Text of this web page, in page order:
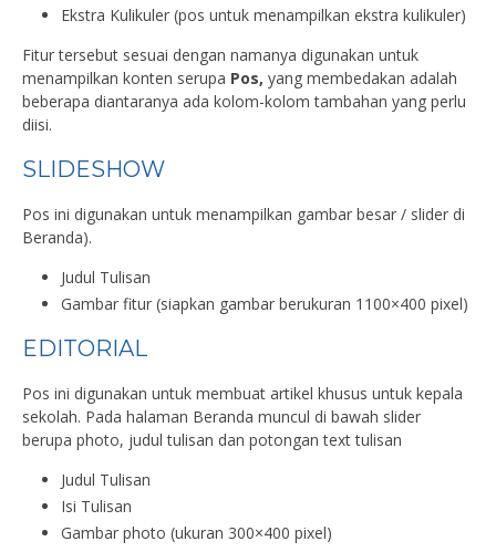
Ekstra Kulikuler (pos untuk menampilkan ekstra kulikuler)
Fitur tersebut sesuai dengan namanya digunakan untuk
menampilkan konten serupa Pos, yang membedakan adalah
beberapa diantaranya ada kolom-kolom tambahan yang perlu
diisi.
SLIDESHOW
Pos ini digunakan untuk menampilkan gambar besar / slider di
Beranda).
Judul Tulisan
Gambar fitur (siapkan gambar berukuran 1100×400 pixel)
EDITORIAL
Pos ini digunakan untuk membuat artikel khusus untuk kepala
sekolah. Pada halaman Beranda muncul di bawah slider
berupa photo, judul tulisan dan potongan text tulisan
Judul Tulisan
Isi Tulisan
Gambar photo (ukuran 300×400 pixel)